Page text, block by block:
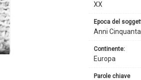
continente:
Europa
XX
epoca del
Anni Cinquanta
parole chiave